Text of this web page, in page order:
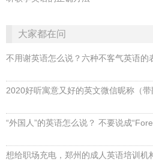
大家都在问
不用谢英语怎么说？六种不客气英语的
2020好听寓意又好的英文微信昵称（带
“外国人”的英语怎么说？ 不要说成